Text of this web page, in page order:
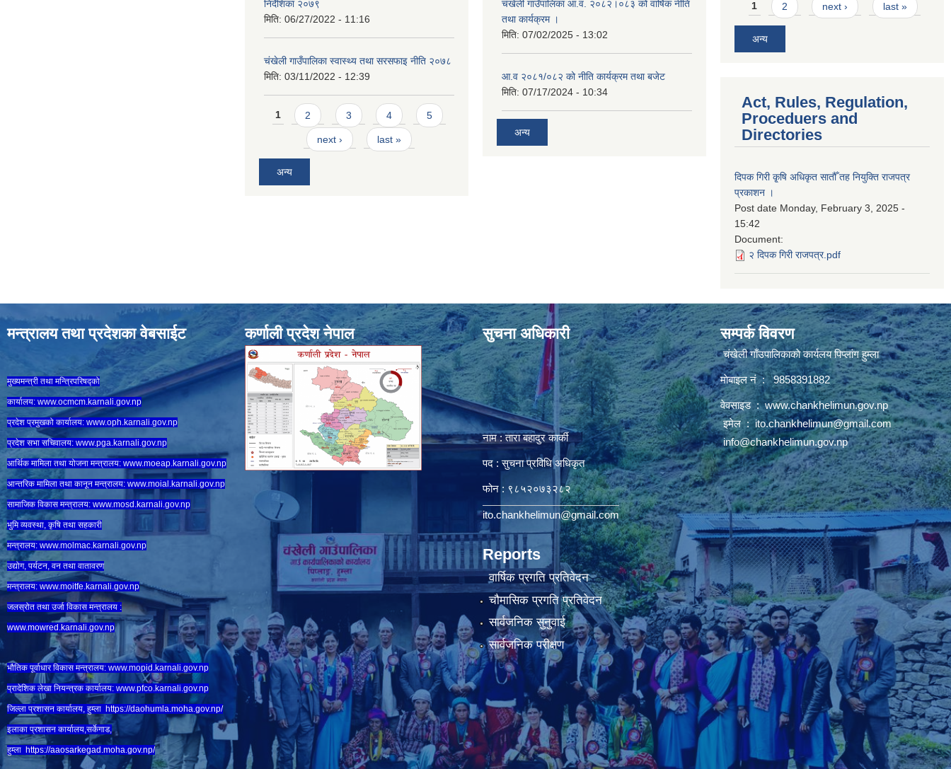
निर्देशिका २०७९
मिति: 06/27/2022 - 11:16
चंखेली गाउँपालिका स्वास्थ्य तथा सरसफाइ नीति २०७८
मिति: 03/11/2022 - 12:39
Pages
1 2 3 4 5
next › last »
अन्य
चंखेली गाउँपालिका आ.व. २०८२।०८३ को वार्षिक नीति
तथा कार्यक्रम ।
मिति: 07/02/2025 - 13:02
आ.व २०८१/०८२ को नीति कार्यक्रम तथा बजेट
मिति: 07/17/2024 - 10:34
अन्य
1 2 next › last »
अन्य
Act, Rules, Regulation,
Proceduers and
Directories
दिपक गिरी कृ्षि अधिकृत सातौँ तह नियुक्ति राजपत्र
प्रकाशन ।
Post date Monday, February 3, 2025 -
15:42
Document:
२ दिपक गिरी राजपत्र.pdf
मन्त्रालय तथा प्रदेशका वेबसाईट
मुख्यमन्त्री तथा मन्त्रिपरिषद्को
कार्यालय: www.ocmcm.karnali.gov.np
प्रदेश प्रमुखको कार्यालय: www.oph.karnali.gov.np
प्रदेश सभा सचिवालय: www.pga.karnali.gov.np
आर्थिक मामिला तथा योजना मन्त्रालय: www.moeap.karnali.gov.np
आन्तरिक मामिला तथा कानून मन्त्रालय: www.moial.karnali.gov.np
सामाजिक विकास मन्त्रालय: www.mosd.karnali.gov.np
भुमि व्यवस्था, कृषि तथा सहकारी
मन्त्रालय: www.molmac.karnali.gov.np
उद्योग, पर्यटन, वन तथा वातावरण
मन्त्रालय: www.moitfe.karnali.gov.np
जलस्रोत तथा उर्जा विकास मन्त्रालय :
www.mowred.karnali.gov.np
भौतिक पूर्वाधार विकास मन्त्रालय: www.mopid.karnali.gov.np
प्रादेशिक लेखा नियन्त्रक कार्यालय: www.pfco.karnali.gov.np
जिल्ला प्रशासन कार्यालय, हुम्ला https://daohumla.moha.gov.np/
इलाका प्रशासन कार्यालय,सर्केगाड,
हुम्ला https://aaosarkegad.moha.gov.np/
कर्णाली प्रदेश नेपाल सुचना अधिकारी
नाम : तारा बहादुर कार्की
पद : सुचना प्रविधि अधिकृत
फोन : ९८५२०७३२८२
ito.chankhelimun@gmail.com
Reports
वार्षिक प्रगति प्रतिवेदन
चौमासिक प्रगति प्रतिवेदन
सार्वजनिक सुनुवाई
सार्वजनिक परीक्षण
सम्पर्क विवरण
चंखेली गाँउपालिकाकाे कार्यलय पिप्लांग हुम्ला
माेबाइल नं : 9858391882
वेवसाइड :www.chankhelimun.gov.np
इमेल :ito.chankhelimun@gmail.com
info@chankhelimun.gov.np